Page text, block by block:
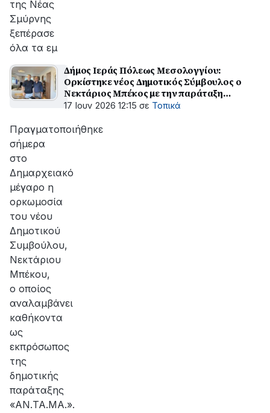
της Νέας
Σμύρνης
ξεπέρασε
όλα τα εμ
Δήμος Ιεράς Πόλεως Μεσολογγίου:
Ορκίστηκε νέος Δημοτικός Σύμβουλος ο
Νεκτάριος Μπέκος με την παράταξη
«ΑΝ.ΤΑ.ΜΑ.»
17 Ιουν 2026 12:15 σε Τοπικά
Πραγματοποιήθηκε
σήμερα
στο
Δημαρχειακό
μέγαρο η
ορκωμοσία
του νέου
Δημοτικού
Συμβούλου,
Νεκτάριου
Μπέκου,
ο οποίος
αναλαμβάνει
καθήκοντα
ως
εκπρόσωπος
της
δημοτικής
παράταξης
«ΑΝ.ΤΑ.ΜΑ.».